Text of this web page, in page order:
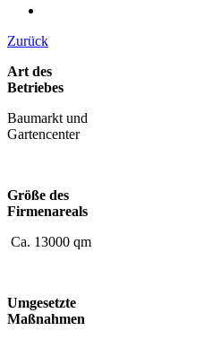
Zurück
Art des
Betriebes
Baumarkt und
Gartencenter
Größe des
Firmenareals
Ca. 13000 qm
Umgesetzte
Maßnahmen